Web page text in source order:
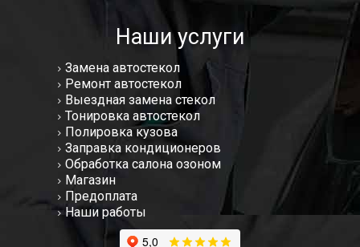
Наши услуги
Замена автостекол
Ремонт автостекол
Выездная замена стекол
Тонировка автостекол
Полировка кузова
Заправка кондиционеров
Обработка салона озоном
Магазин
Предоплата
Наши работы